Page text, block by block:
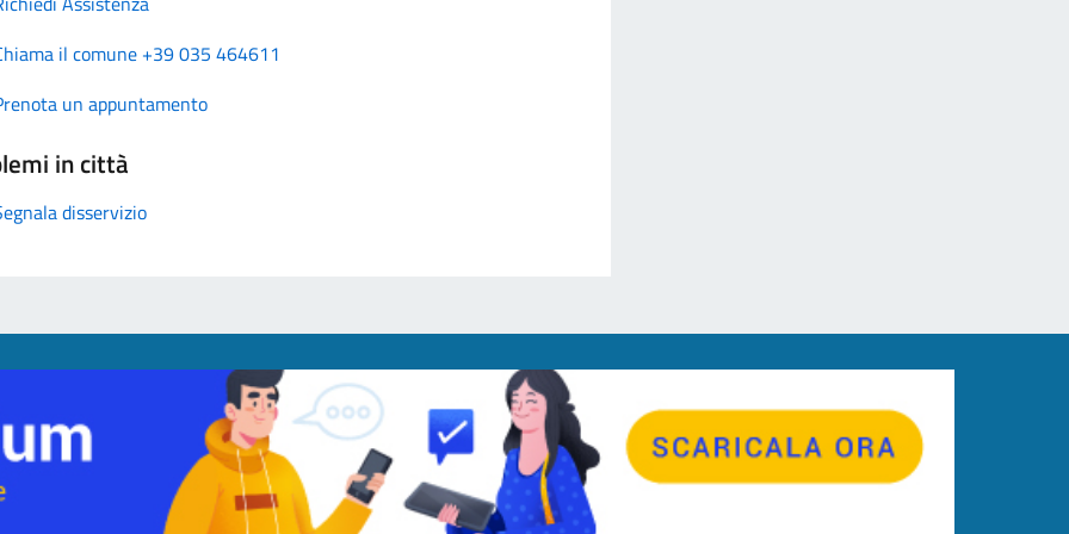
il comune +39 035 464611
un appuntamento
in città
disservizio